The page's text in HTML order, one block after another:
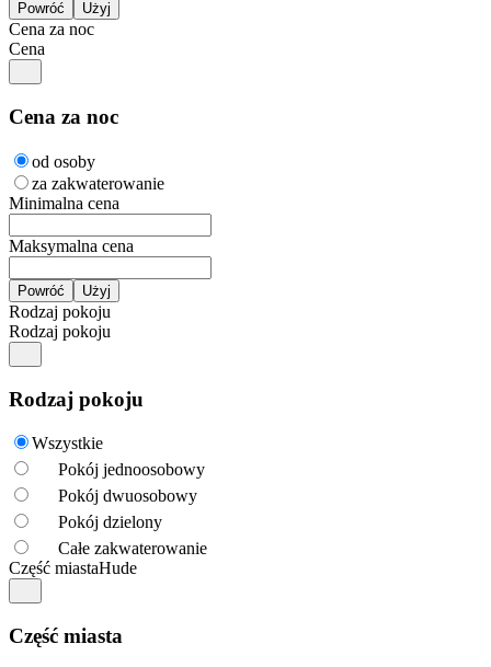
Cena za noc
Cena
Cena za noc
od osoby
za zakwaterowanie
Minimalna cena
Maksymalna cena
Rodzaj pokoju
Rodzaj pokoju
Rodzaj pokoju
Wszystkie
Pokój jednoosobowy
Pokój dwuosobowy
Pokój dzielony
Całe zakwaterowanie
Część miastaHude
Część miasta